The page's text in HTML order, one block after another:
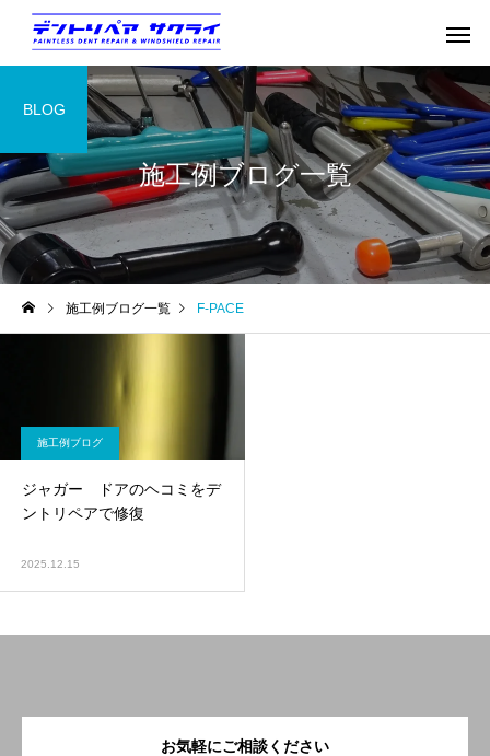
施工例ブログ一覧
BLOG
施工例ブログ一覧 F-PACE
施工例ブログ
ジャガー ドアのヘコミをデ
ントリペアで修復
2025.12.15
お気軽にご相談ください